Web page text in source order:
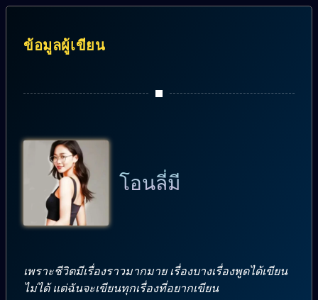
ข้อมูลผู้เขียน
โอนลี่มี
เพราะชีวิตมีเรื่องราวมากมาย เรื่องบางเรื่องพูดได้เขียน
ไม่ได้ แต่ฉันจะเขียนทุกเรื่องที่อยากเขียน